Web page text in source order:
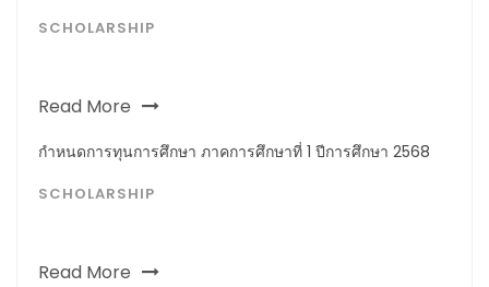
SCHOLARSHIP
Read More
กำหนดการทุนการศึกษา ภาคการศึกษาที่ 1 ปีการศึกษา 2568
SCHOLARSHIP
Read More